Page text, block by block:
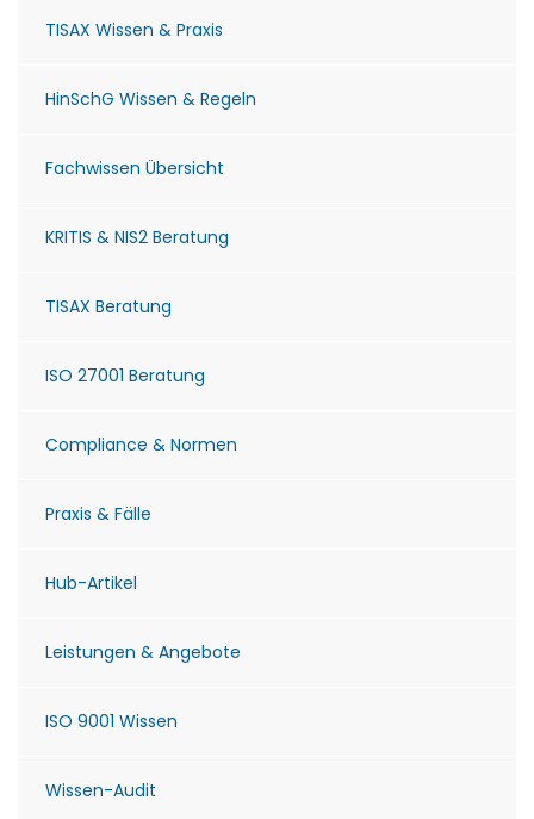
TISAX Wissen & Praxis
HinSchG Wissen & Regeln
Fachwissen Übersicht
KRITIS & NIS2 Beratung
TISAX Beratung
ISO 27001 Beratung
Compliance & Normen
Praxis & Fälle
Hub-Artikel
Leistungen & Angebote
ISO 9001 Wissen
Wissen-Audit